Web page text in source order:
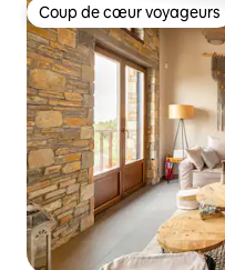
Coup de cœur voyageurs
Coup de cœur voyageurs